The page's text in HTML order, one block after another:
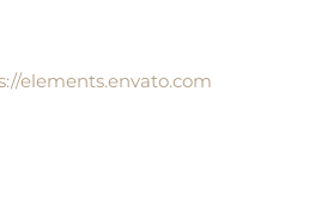
elements.envato.com